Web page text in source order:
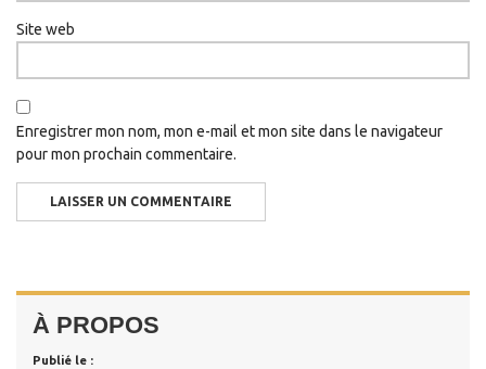
Site web
Enregistrer mon nom, mon e-mail et mon site dans le navigateur
pour mon prochain commentaire.
À PROPOS
Publié le :